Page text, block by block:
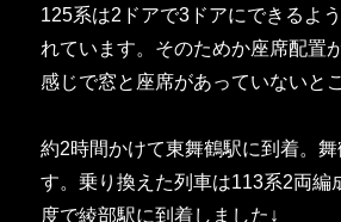
125系は2ドアで3ドアにできるよ
れています。そのためか座席配置
感じで窓と座席があっていないと
約2時間かけて東舞鶴駅に到着。
す。乗り換えた列車は113系2両編
度で綾部駅に到着しました↓